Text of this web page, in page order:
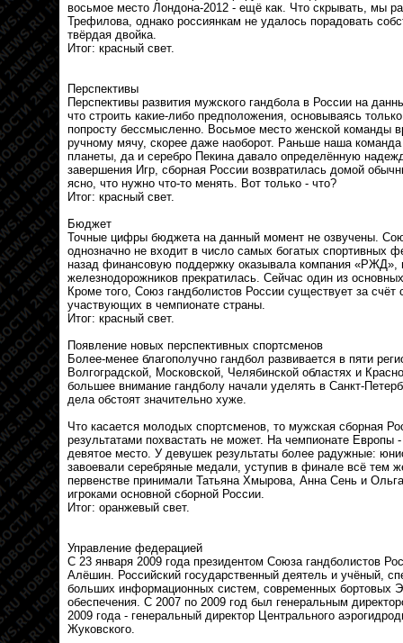
восьмое место Лондона-2012 - ещё как. Что скрывать, мы
Трефилова, однако россиянкам не удалось порадовать
твёрдая двойка.
Итог: красный свет.
Перспективы
Перспективы развития мужского гандбола в России на
что строить какие-либо предположения, основываясь
попросту бессмысленно. Восьмое место женской команды
ручному мячу, скорее даже наоборот. Раньше наша
планеты, да и серебро Пекина давало определённую
завершения Игр, сборная России возвратилась домой
ясно, что нужно что-то менять. Вот только - что?
Итог: красный свет.
Бюджет
Точные цифры бюджета на данный момент не озвучены.
однозначно не входит в число самых богатых спортивных
назад финансовую поддержку оказывала компания «РЖД»,
железнодорожников прекратилась. Сейчас один из
Кроме того, Союз гандболистов России существует за счёт
участвующих в чемпионате страны.
Итог: красный свет.
Появление новых перспективных спортсменов
Более-менее благополучно гандбол развивается в пяти
Волгоградской, Московской, Челябинской областях и
большее внимание гандболу начали уделять в Санкт-
дела обстоят значительно хуже.
Что касается молодых спортсменов, то мужская сборная
результатами похвастать не может. На чемпионате
девятое место. У девушек результаты более радужные:
завоевали серебряные медали, уступив в финале всё тем
первенстве принимали Татьяна Хмырова, Анна Сень и
игроками основной сборной России.
Итог: оранжевый свет.
Управление федерацией
С 23 января 2009 года президентом Союза гандболистов
Алёшин. Российский государственный деятель и учёный,
больших информационных систем, современных бортовых
обеспечения. С 2007 по 2009 год был генеральным
2009 года - генеральный директор Центрального
Жуковского.